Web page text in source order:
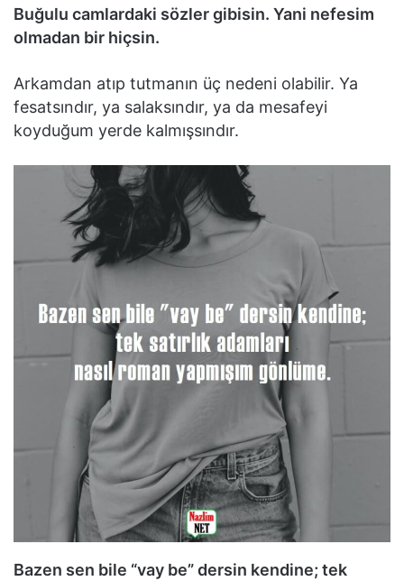
Buğulu camlardaki sözler gibisin. Yani nefesim
olmadan bir hiçsin.
Arkamdan atıp tutmanın üç nedeni olabilir. Ya
fesatsındır, ya salaksındır, ya da mesafeyi
koyduğum yerde kalmışsındır.
Bazen sen bile “vay be” dersin kendine; tek